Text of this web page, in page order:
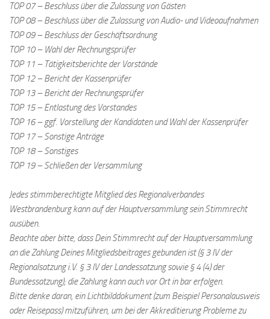
TOP 07 – Beschluss über die Zulassung von Gästen
TOP 08 – Beschluss über die Zulassung von Audio- und Videoaufnahmen
TOP 09 – Beschluss der Geschäftsordnung
TOP 10 – Wahl der Rechnungsprüfer
TOP 11 – Tätigkeitsberichte der Vorstände
TOP 12 – Bericht der Kassenprüfer
TOP 13 – Bericht der Rechnungsprüfer
TOP 15 – Entlastung des Vorstandes
TOP 16 – ggf. Vorstellung der Kandidaten und Wahl der Kassenprüfer
TOP 17 – Sonstige Anträge
TOP 18 – Sonstiges
TOP 19 – Schließen der Versammlung
Jedes stimmberechtigte Mitglied des Regionalverbandes
Westbrandenburg kann auf der Hauptversammlung sein Stimmrecht
ausüben.
Beachte aber bitte, dass Dein Stimmrecht auf der Hauptversammlung
an die Zahlung Deines Mitgliedsbeitrages gebunden ist (§ 3 IV der
Regionalsatzung i.V. § 3 IV der Landessatzung sowie § 4 (4) der
Bundessatzung); die Zahlung kann auch vor Ort in bar erfolgen.
Bitte denke daran, ein Lichtbilddokument (zum Beispiel Personalausweis
oder Reisepass) mitzuführen, um bei der Akkreditierung Probleme zu